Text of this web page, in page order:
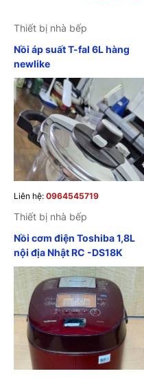
Thiết bị nhà bếp
Nồi áp suất T-fal 6L hàng
newlike
Liên hệ: 0964545719
Thiết bị nhà bếp
Nồi cơm điện Toshiba 1,8L
nội địa Nhật RC -DS18K